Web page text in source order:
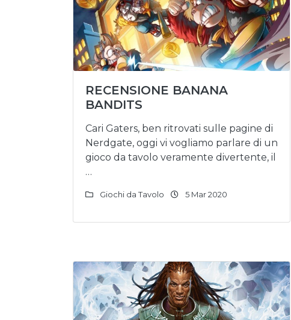
RECENSIONE BANANA
BANDITS
Cari Gaters, ben ritrovati sulle pagine di
Nerdgate, oggi vi vogliamo parlare di un
gioco da tavolo veramente divertente, il
…
Giochi da Tavolo 5 Mar 2020